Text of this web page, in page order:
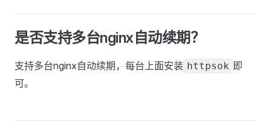
是否支持多台nginx自动续期？
支持多台nginx自动续期，每台上面安装 httpsok 即
可。